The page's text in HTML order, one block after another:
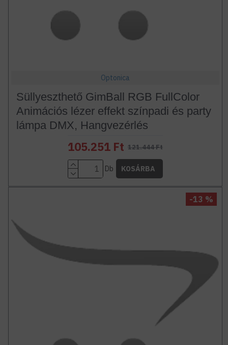
Optonica
Süllyeszthető GimBall RGB FullColor
Animációs lézer effekt színpadi és party
lámpa DMX, Hangvezérlés
105.251 Ft 121.444 Ft
Db KOSÁRBA
-13 %